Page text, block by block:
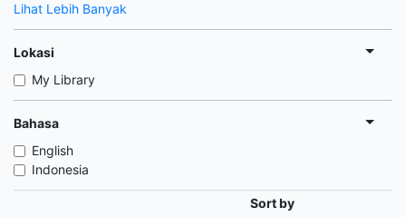
Lihat Lebih Banyak
Lokasi
My Library
Bahasa
English
Indonesia
Sort by